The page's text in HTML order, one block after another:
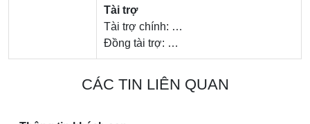
Tài trợ
Tài trợ chính: …
Đồng tài trợ: …
CÁC TIN LIÊN QUAN